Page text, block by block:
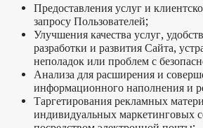
Предоставления услуг и
запросу Пользователей;
Улучшения качества услуг,
разработки и развития Сайта,
неполадок или проблем с
Анализа для расширения и
информационного наполнения и
Таргетирования рекламных
индивидуальных маркетинговых